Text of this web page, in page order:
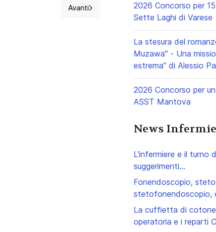
Europa, USA e AmericheArticolo successivo: Tumori, allarme
Avanti
2026 Concorso per
Sette Laghi di Varese
La stesura del
Muzawa" - Una
estrema” di Alessio
2026 Concorso per
ASST Mantova
News
L'infermiere e il turno
suggerimenti...
Fonendoscopio,
stetofonendoscopio,
La cuffietta di cotone
operatoria e i reparti